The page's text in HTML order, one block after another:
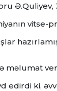
Ə.Quliyev,
vitse-
məlumat
edirdi ki,